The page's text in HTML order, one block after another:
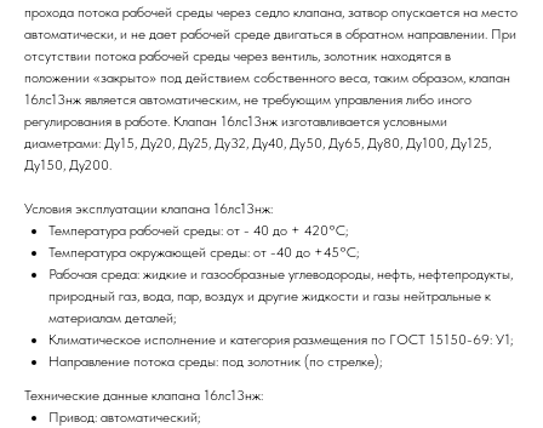
прохода потока рабочей среды через седло клапана, затвор опускается на место
автоматически, и не дает рабочей среде двигаться в обратном направлении. При
отсутствии потока рабочей среды через вентиль, золотник находятся в
положении «закрыто» под действием собственного веса, таким образом, клапан
16лс13нж является автоматическим, не требующим управления либо иного
регулирования в работе. Клапан 16лс13нж изготавливается условными
диаметрами: Ду15, Ду20, Ду25, Ду32, Ду40, Ду50, Ду65, Ду80, Ду100, Ду125,
Ду150, Ду200.
Условия эксплуатации клапана 16лс13нж:
Температура рабочей среды: от - 40 до + 420°С;
Температура окружающей среды: от -40 до +45°С;
Рабочая среда: жидкие и газообразные углеводороды, нефть, нефтепродукты,
природный газ, вода, пар, воздух и другие жидкости и газы нейтральные к
материалам деталей;
Климатическое исполнение и категория размещения по ГОСТ 15150-69: У1;
Направление потока среды: под золотник (по стрелке);
Технические данные клапана 16лс13нж:
Привод: автоматический;